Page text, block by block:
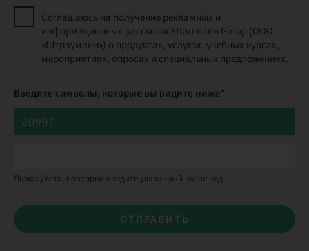
Соглашаюсь на получение рекламных и
информационных рассылок Straumann Group (ООО
«Штрауманн») о продуктах, услугах, учебных курсах,
мероприятиях, опросах и специальных предложениях.
Введите символы, которые вы видите ниже*
Пожалуйста, повторно введите указанный выше код
ОТПРАВИТЬ